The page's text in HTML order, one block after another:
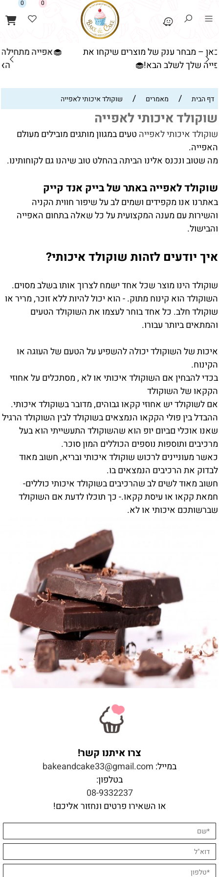
את
🧁אפייה מתחילה כאן – מבחר ענק של מוצרים
0 0
דף הבית / מאמרים / שוקולד איכותי לאפייה
שוקולד איכותי לאפייה
שוקולד איכותי לאפייה טעים במגוון מותגים מובילים מעולם
האפייה.
מה שטוב ונכנס אלינו הביתה בהחלט טוב שיהנו גם לקוחותינו.
שוקולד לאפייה באתר של בייק אנד קייק
באתרנו אנו מקפידים ושמים לב על שיפור חווית הקניה
והשירות עם מענה המקצועית על כל שאלה בתחום האפייה
והבישול.
איך יודעים לזהות שוקולד איכותי?
שוקולד הינו מוצר שכל אחד ישמח לצרוך אותו בשלב מסוים.
השוקולד הוא קינוח מתוק. - הוא יכול להיות ללא זוכר, מריר או
שוקולד חלב. כל אחד בוחר לעצמו את השוקולד הטעים
והמתאים ביותר עבורו.
איכות של השוקולד יכולה להשפיע על הטעם של העוגה או
הקינוח.
בכדי להבחין אם השוקולד איכותי או לא , מסתכלים על אחוזי
הקקאו של השוקולד
אם לשוקולד יש אחוזי קקאו גבוהים, מדובר בשוקולד איכותי.
ההבדל בין פולי הקקאו הנמצאים בשוקולד לבין השוקולד הרגיל
שאנו אוכלי םביום יופ הוא שהשוקולד התעשייתי הוא בעל
מרכיבים ותוספות נוספים הכוללים המון סוכר.
כאשר מעוניינים לרכוש שוקולד איכותי ובריא, חשוב מאוד
לבדוק את הרכיבים הנמצאים בו.
חשוב מאוד לשים לב שהרכיבים בשוקולד איכותי כוללים-
חמאת קקאו או עיסת קקאו.- כך תוכלו לדעת אם השוקולד
שברשותכם איכותי או לא.
צרו איתנו קשר!
במייל: bakeandcake33@gmail.com
בטלפון:
08-9332237
או השאירו פרטים ונחזור אליכם!